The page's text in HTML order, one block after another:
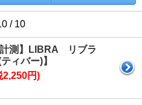
/ 10
計測】LIBRA リブラ
ィバー)】
2,250円)